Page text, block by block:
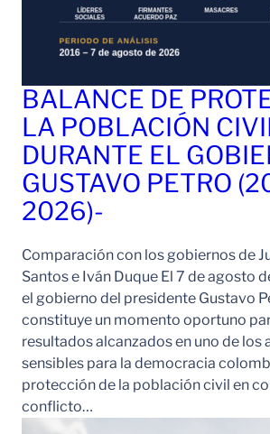
BALANCE DE
LA POBLACIÓN
DURANTE EL
GUSTAVO PETRO
2026)-
Comparación con los gobiernos de
Santos e Iván Duque El 7 de agosto
el gobierno del presidente Gustavo
constituye un momento oportuno
resultados alcanzados en uno de los
sensibles para la democracia
protección de la población civil en
conflicto…